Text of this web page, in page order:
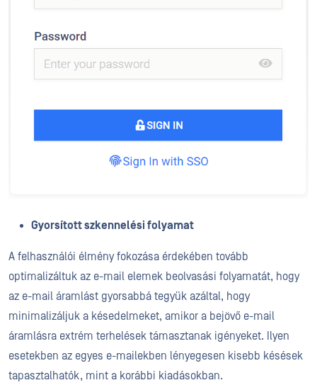
Gyorsított szkennelési folyamat
A felhasználói élmény fokozása érdekében tovább
optimalizáltuk az e-mail elemek beolvasási folyamatát, hogy
az e-mail áramlást gyorsabbá tegyük azáltal, hogy
minimalizáljuk a késedelmeket, amikor a bejövő e-mail
áramlásra extrém terhelések támasztanak igényeket. Ilyen
esetekben az egyes e-mailekben lényegesen kisebb késések
tapasztalhatók, mint a korábbi kiadásokban.